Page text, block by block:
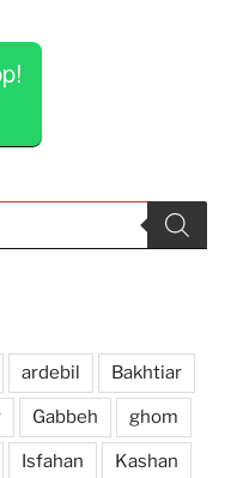
niet
de tijd om je
erg competitieve
ervaring en
ardebil Bakhtiar
Gabbeh ghom
Isfahan Kashan